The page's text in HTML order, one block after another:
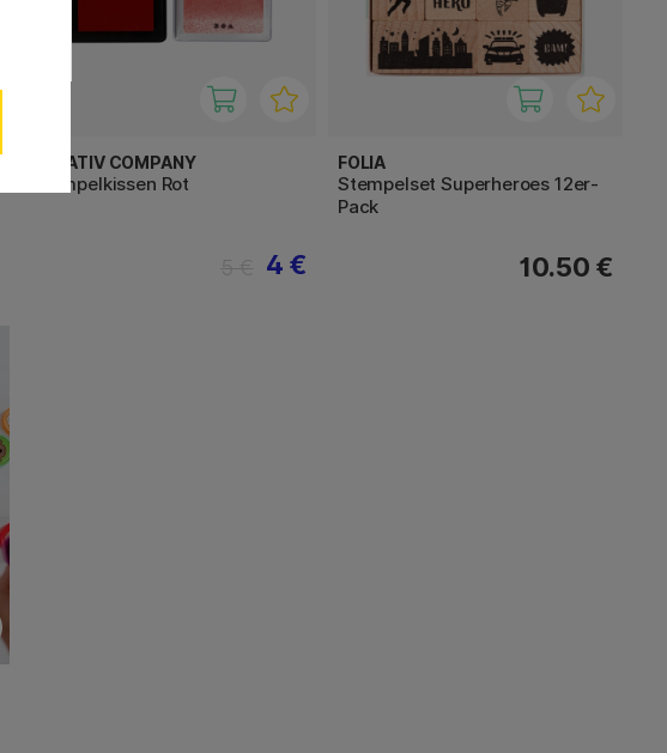
CREATIV COMPANY
Stempelkissen Rot
4 €
FOLIA
Stempelset Superheroes 12er-
Pack
10.50 €